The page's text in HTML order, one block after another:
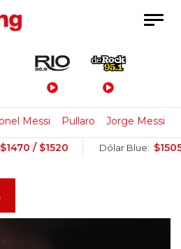
Messi Pullaro Jorge Messi
Dólar Blue: $1505 / $1525